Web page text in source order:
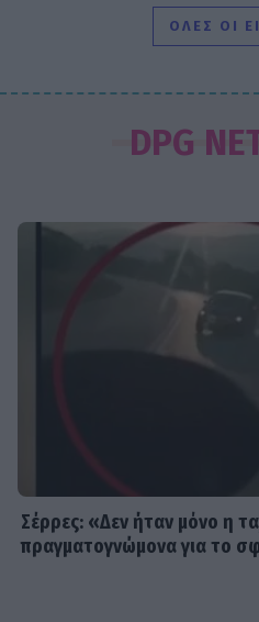
Ιωάννα Μπούκη:
Αντώνη Σρόιτερ 15
Κώστας Φραγκολιάς: Μια
ξάπλωσε πάνω του στο
ΟΛΕΣ ΟΙ
DPG
Σέρρες: «Δεν ήταν μόνο η
πραγματογνώμονα για το